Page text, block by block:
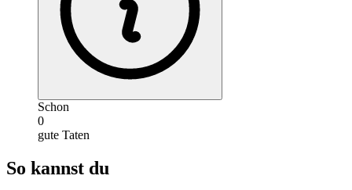
Schon
0
gute Taten
So kannst du